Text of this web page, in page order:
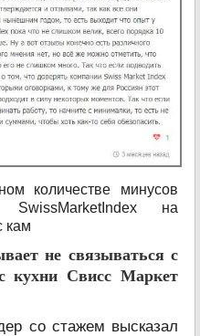
количестве минусов
SwissMarketIndex на
кам
не связываться с
кухни Свисс Маркет
со стажем высказал